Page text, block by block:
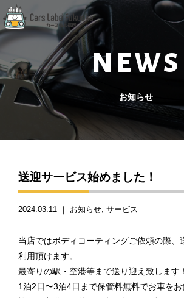
NEWS
お知らせ
送迎サービス始めました！
2024.03.11 ｜ お知らせ サービス
当店ではボディコーティングご依頼の際、
利用頂けます。
最寄りの駅・空港等まで送り迎え致します！
1泊2日〜3泊4日まで保管料無料でお車をお